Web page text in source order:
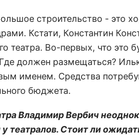
строительство - это
Кстати, Константин
театра. Во-первых, что это
должен размещаться?
именем. Средства
бюджета.
Владимир Вербич
театралов. Стоит ли